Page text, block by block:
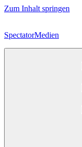
Zum Inhalt springen
SpectatorMedien